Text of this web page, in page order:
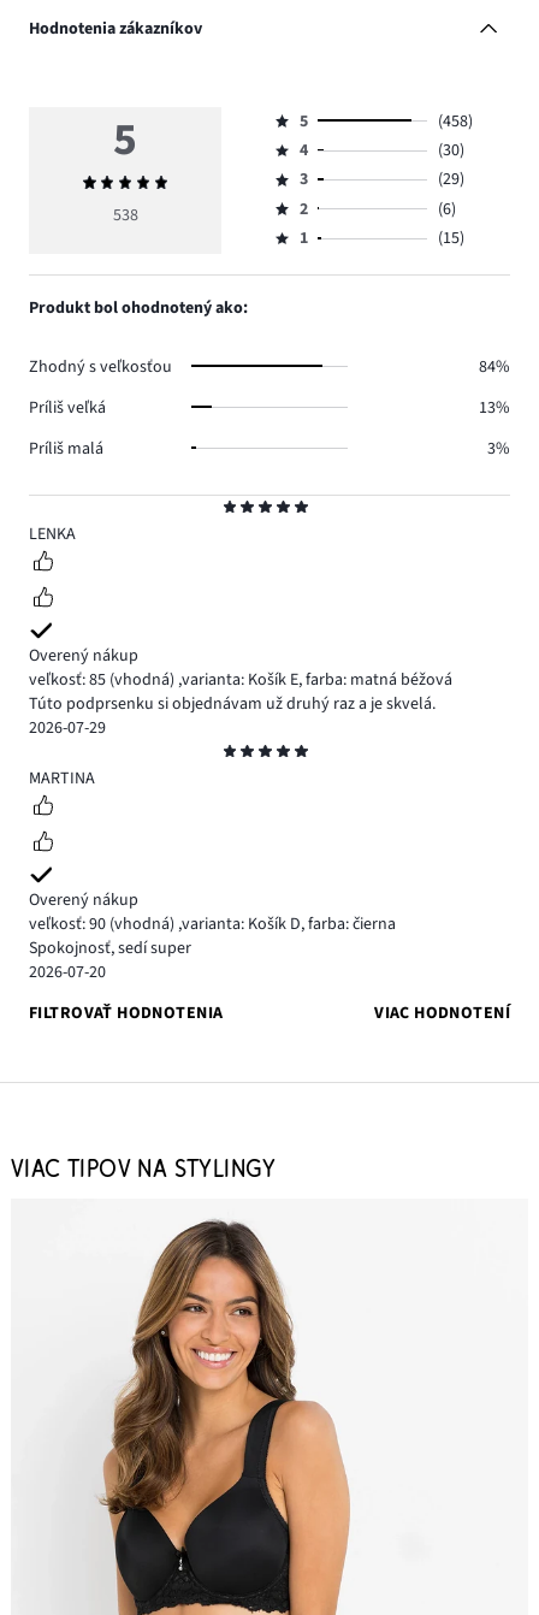
Hodnotenia zákazníkov
5LENKA
Overený nákup
veľkosť: 85 (vhodná) ,varianta: Košík E,farba: matná béžová
Túto podprsenku si objednávam už druhý raz a je skvelá.
2026-07-29
5
MARTINA
Overený nákup
veľkosť: 90 (vhodná) ,varianta: Košík D,farba: čierna
Spokojnosť, sedí super
2026-07-20
FILTROVAŤ HODNOTENIA
VIAC HODNOTENÍ
5
Priemerné
hodnotenie
538
Hodnotenie
5,
počet
hlasov
458.
5
(458)
Hodnotenie
4,
počet
hlasov
4
(30)
Hodnotenie
3,
počet
3
(29)
Hodnotenie
2,
2
(6)
Hodnotenie
1,
1 (15)
Produkt bol ohodnotený ako:
Zhodný s veľkosťou
84%
Príliš veľká
13%
Príliš malá
3%
VIAC TIPOV NA STYLINGY